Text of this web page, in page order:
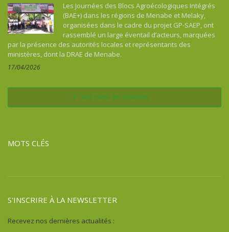
Les Journées des Blocs Agroécologiques Intégrés
(BAE+) dans les régions de Menabe et Melaky,
organisées dans le cadre du projet GP-SAEP, ont
rassemblé un large éventail d’acteurs, marquées
par la présence des autorités locales et représentants des
ministères, dont la DRAE de Menabe.
17/04/2026
Voir toutes les actualités
MOTS CLÉS
S'INSCRIRE À LA NEWSLETTER
Recevez nos dernières actualités :